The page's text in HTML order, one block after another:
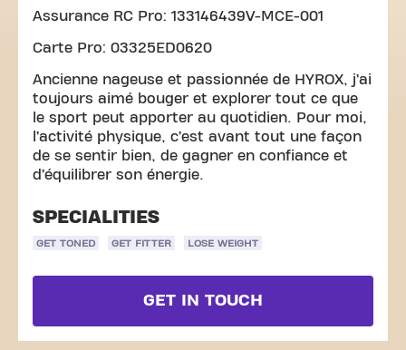
Assurance RC Pro: 133146439V-MCE-001
Carte Pro: 03325ED0620
Ancienne nageuse et passionnée de HYROX, j’ai
toujours aimé bouger et explorer tout ce que
le sport peut apporter au quotidien. Pour moi,
l’activité physique, c’est avant tout une façon
de se sentir bien, de gagner en confiance et
d’équilibrer son énergie.
SPECIALITIES
GET TONED GET FITTER LOSE WEIGHT
GET IN TOUCH